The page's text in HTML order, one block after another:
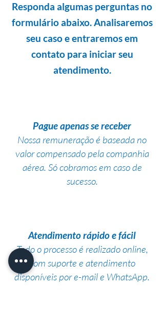
Responda algumas perguntas no
formulário abaixo. Analisaremos
seu caso e entraremos em
contato para iniciar seu
atendimento.
Pague apenas se receber
Nossa remuneração é baseada no
valor compensado pela companhia
aérea. Só cobramos em caso de
sucesso.
Atendimento rápido e fácil
Todo o processo é realizado online,
com suporte e atendimento
disponíveis por e-mail e WhatsApp.